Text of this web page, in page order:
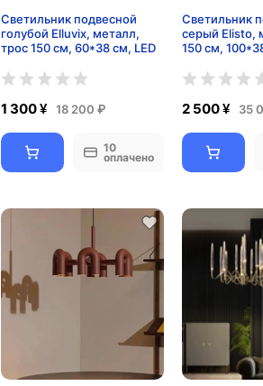
Светильник подвесной
голубой Elluvix, металл,
трос 150 см, 60*38 см, LED
1 300 ¥ 18 200 ₽
10
оплачено
Светильник
серый Elisto,
150 см,
2 500 ¥ 35